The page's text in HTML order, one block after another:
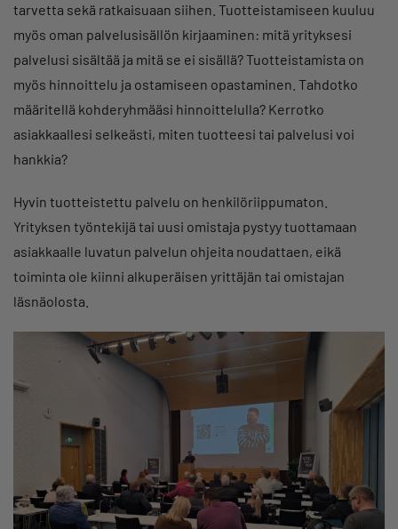
tarvetta sekä ratkaisuaan siihen. Tuotteistamiseen kuuluu
myös oman palvelusisällön kirjaaminen: mitä yrityksesi
palvelusi sisältää ja mitä se ei sisällä? Tuotteistamista on
myös hinnoittelu ja ostamiseen opastaminen. Tahdotko
määritellä kohderyhmääsi hinnoittelulla? Kerrotko
asiakkaallesi selkeästi, miten tuotteesi tai palvelusi voi
hankkia?
Hyvin tuotteistettu palvelu on henkilöriippumaton.
Yrityksen työntekijä tai uusi omistaja pystyy tuottamaan
asiakkaalle luvatun palvelun ohjeita noudattaen, eikä
toiminta ole kiinni alkuperäisen yrittäjän tai omistajan
läsnäolosta.